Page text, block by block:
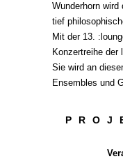
Wunderhorn
tief
Mit der 13.
Konzertreihe der
Sie wird an
Ensembles und